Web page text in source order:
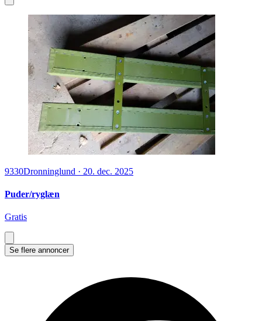
9330Dronninglund · 20. dec. 2025
Puder/ryglæn
Gratis
Se flere annoncer